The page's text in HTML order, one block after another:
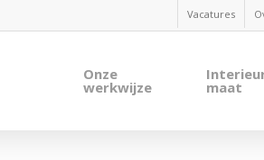
Vacatures
Onze
werkwijze maat